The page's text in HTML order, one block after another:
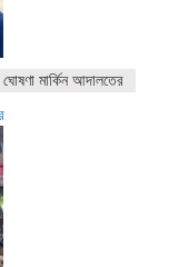
মার্কিন আদালতের